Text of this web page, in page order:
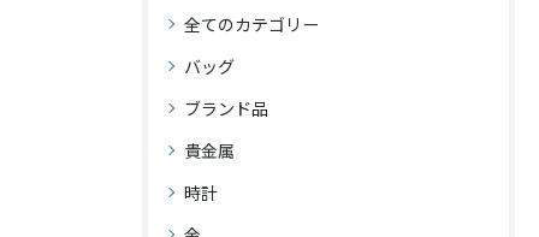
全てのカテゴリー
バッグ
ブランド品
貴金属
時計